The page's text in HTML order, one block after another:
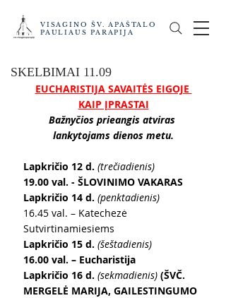
VISAGINO ŠV. APAŠTALO
PAULIAUS PARAPIJA
SKELBIMAI 11.09
EUCHARISTIJA SAVAITĖS EIGOJE
KAIP ĮPRASTAI
Bažnyčios prieangis atviras
lankytojams dienos metu.
Lapkričio 12 d. (trečiadienis)
19.00 val. - ŠLOVINIMO VAKARAS
Lapkričio 14 d. (penktadienis)
16.45 val. – Katechezė
Sutvirtinamiesiems
Lapkričio 15 d. (šeštadienis)
16.00 val. – Eucharistija
Lapkričio 16 d. (sekmadienis) (ŠVČ.
MERGELĖ MARIJA, GAILESTINGUMO